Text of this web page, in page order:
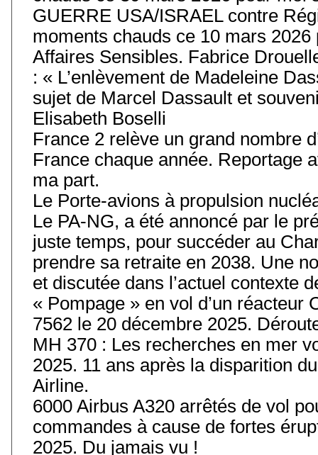
GUERRE USA/ISRAEL contre
moments chauds ce 10 mars
Affaires Sensibles. Fabrice
: « L’enlèvement de Madeleine
sujet de Marcel Dassault et
Elisabeth Boselli
France 2 relève un grand nombre
France chaque année. Reportage
ma part.
Le Porte-avions à propulsion
Le PA-NG, a été annoncé par le
juste temps, pour succéder au
prendre sa retraite en 2038. Une
et discutée dans l’actuel contexte
« Pompage » en vol d’un réacteur
7562 le 20 décembre 2025.
MH 370 : Les recherches en mer
2025. 11 ans après la disparition
Airline.
6000 Airbus A320 arrêtés de vol
commandes à cause de fortes
2025. Du jamais vu !